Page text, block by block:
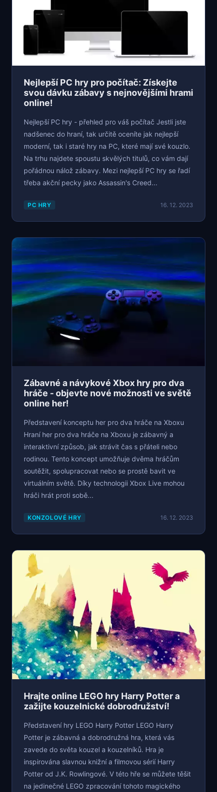
Nejlepší PC hry pro počítač: Získejte
svou dávku zábavy s nejnovějšími hrami
online!
Nejlepší PC hry - přehled pro váš počítač Jestli jste
nadšenec do hraní, tak určitě oceníte jak nejlepší
moderní, tak i staré hry na PC, které mají své kouzlo.
Na trhu najdete spoustu skvělých titulů, co vám dají
pořádnou nálož zábavy. Mezi nejlepší PC hry se řadí
třeba akční pecky jako Assassin's Creed...
PC HRY 16. 12. 2023
Zábavné a návykové Xbox hry pro dva
hráče - objevte nové možnosti ve světě
online her!
Představení konceptu her pro dva hráče na Xboxu
Hraní her pro dva hráče na Xboxu je zábavný a
interaktivní způsob, jak strávit čas s přáteli nebo
rodinou. Tento koncept umožňuje dvěma hráčům
soutěžit, spolupracovat nebo se prostě bavit ve
virtuálním světě. Díky technologii Xbox Live mohou
hráči hrát proti sobě...
KONZOLOVÉ HRY 16. 12. 2023
Hrajte online LEGO hry Harry Potter a
zažijte kouzelnické dobrodružství!
Představení hry LEGO Harry Potter LEGO Harry
Potter je zábavná a dobrodružná hra, která vás
zavede do světa kouzel a kouzelníků. Hra je
inspirována slavnou knižní a filmovou sérií Harry
Potter od J.K. Rowlingové. V této hře se můžete těšit
na jedinečné LEGO zpracování tohoto magického